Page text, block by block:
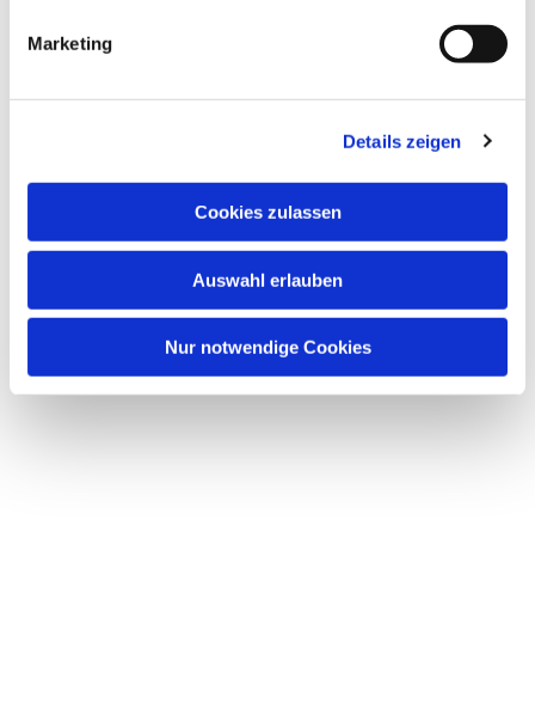
Marketing
Details zeigen
Cookies zulassen
Auswahl erlauben
Nur notwendige Cookies
Dies könnte Sie auch